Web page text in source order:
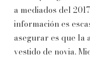
a mediados del
información es
asegurar es que la
vestido de novia.